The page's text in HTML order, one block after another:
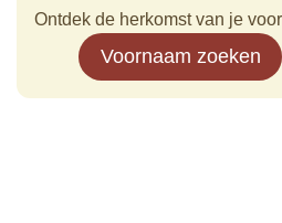
Ontdek de herkomst van je
Voornaam zoeken